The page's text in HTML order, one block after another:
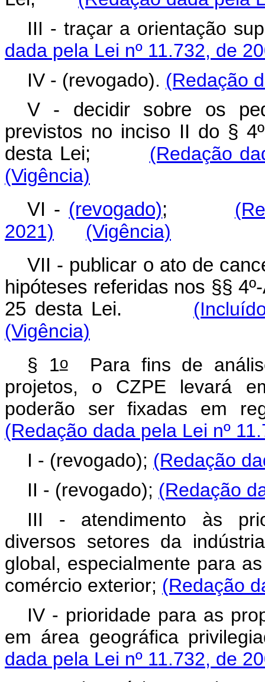
III - traçar a orientação
dada pela Lei nº 11.732, de
IV - (revogado). (Redação
V - decidir sobre os
previstos no inciso II do §
desta Lei;
(Redação
(Vigência)
VI - (revogado);
2021)
(Vigência)
VII - publicar o ato de
hipóteses referidas nos §§
25 desta Lei.
(Vigência)
§ 1oPara fins de
projetos, o CZPE levará
poderão ser fixadas em
(Redação dada pela Lei nº
I - (revogado); (Redação
II - (revogado); (Redação
III - atendimento às
diversos setores da
global, especialmente para
comércio exterior; (Redação
IV - prioridade para as
em área geográfica
dada pela Lei nº 11.732, de